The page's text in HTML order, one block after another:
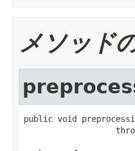
メソッド
public void